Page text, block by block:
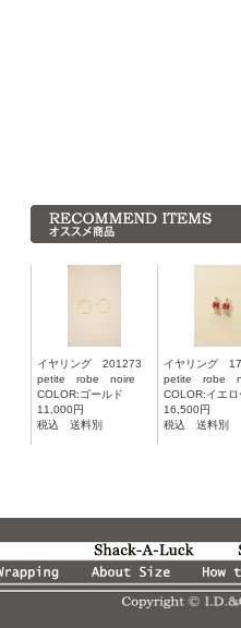
イヤリング 201273
petite robe noire
COLOR:ゴールド
11,000円
税込 送料別
イヤリング
petite robe
COLOR:イエロ
16,500円
税込 送料別